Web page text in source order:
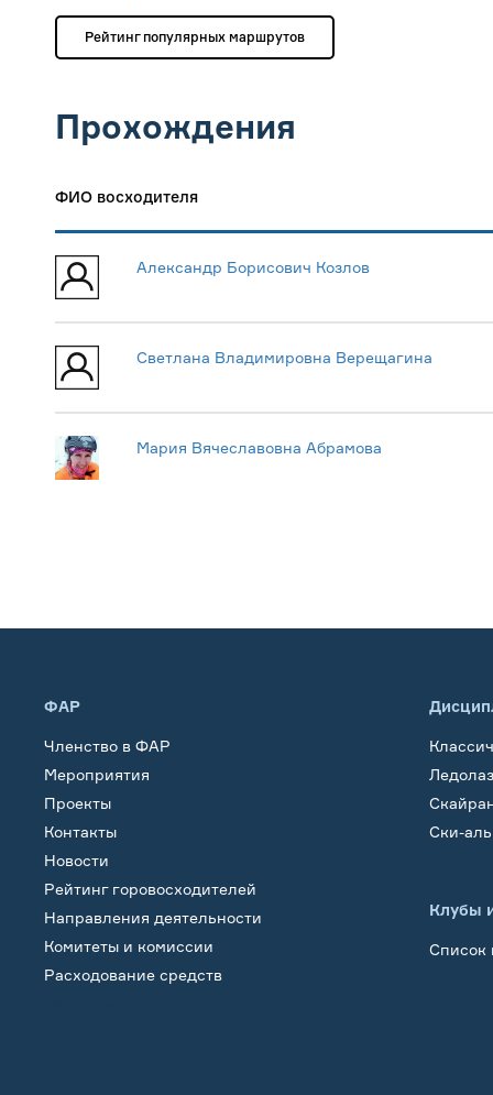
Рейтинг популярных маршрутов
Прохождения
ФИО восходителя
Александр Борисович Козлов
Светлана Владимировна Верещагина
Мария Вячеславовна Абрамова
ФАР
Членство в ФАР
Мероприятия
Проекты
Контакты
Новости
Рейтинг горовосходителей
Направления деятельности
Комитеты и комиссии
Расходование средств
Ски-
Клубы
Список